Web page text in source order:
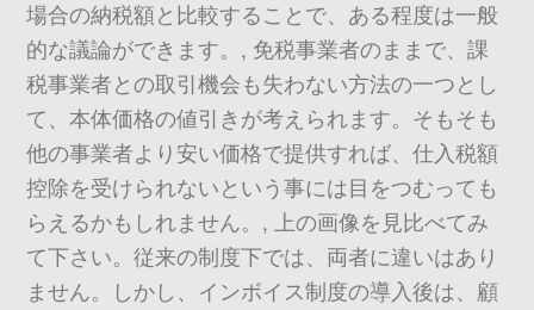
場合の納税額と比較することで、ある程度は一般
的な議論ができます。, 免税事業者のままで、課
税事業者との取引機会も失わない方法の一つとし
て、本体価格の値引きが考えられます。そもそも
他の事業者より安い価格で提供すれば、仕入税額
控除を受けられないという事には目をつむっても
らえるかもしれません。, 上の画像を見比べてみ
て下さい。従来の制度下では、両者に違いはあり
ません。しかし、インボイス制度の導入後は、顧